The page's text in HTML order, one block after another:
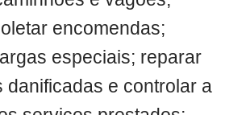
encomendas;
especiais; reparar
danificadas e controlar a